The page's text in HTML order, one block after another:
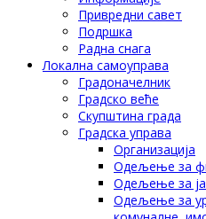
Привредни савет
Подршка
Радна снага
Локална самоуправа
Градоначелник
Градско веће
Скупштина града
Градска управа
Организација
Одељење за
Одељење за
Одељење за